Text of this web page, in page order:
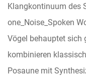
Klangkontinuum des
one_Noise_Spoken
Vögel behauptet sich
kombinieren
Posaune mit